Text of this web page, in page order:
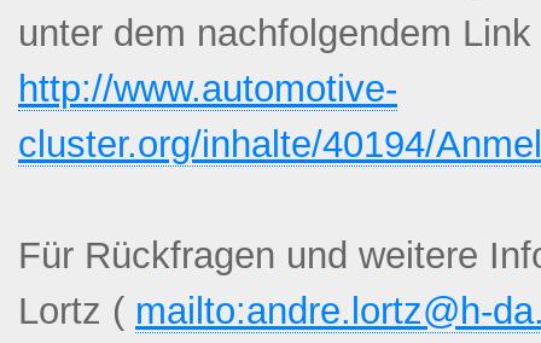
unter dem nachfolgendem
http://www.automotive-
cluster.org/inhalte/40194/
Für Rückfragen und weitere
Lortz ( mailto:andre.lortz@h-